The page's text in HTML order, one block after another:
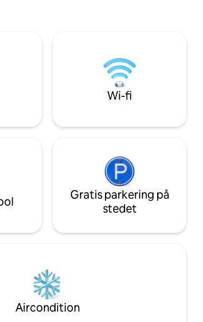
arbejdsretreat.
For
Helderberg stier
mountainbike,
dækker
Wi-fi
Gratis parkering på
stedet
Aircondition